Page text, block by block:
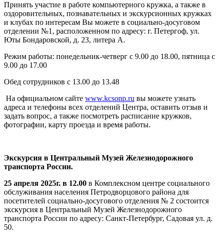
Принять участие в работе компьютерного кружка, а также в
оздоровительных, познавательных и экскурсионных кружках
и клубах по интересам Вы можете в социально-досуговом
отделении №1, расположенном по адресу: г. Петергоф, ул.
Юты Бондаровской, д. 23, литера А.
Режим работы: понедельник-четверг с 9.00 до 18.00, пятница с
9.00 до 17.00
Обед сотрудников с 13.00 до 13.48
На официальном сайте www.kcsonp.ru вы можете узнать
адреса и телефоны всех отделений Центра, оставить отзыв и
задать вопрос, а также посмотреть расписание кружков,
фотографии, карту проезда и время работы.
Экскурсия в Центральный Музей Железнодорожного
транспорта России.
25 апреля 2025г. в 12.00 в Комплексном центре социального
обслуживания населения Петродворцового района для
посетителей социально-досугового отделения № 2 состоится
экскурсия в Центральный Музей Железнодорожного
транспорта России по адресу: Санкт-Петербург, Садовая ул. д.
50.